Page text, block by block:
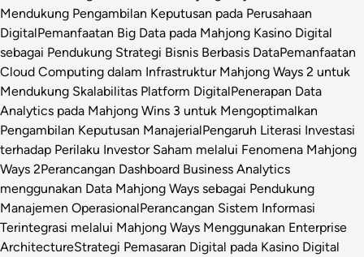
Mendukung Pengambilan Keputusan pada Perusahaan
DigitalPemanfaatan Big Data pada Mahjong Kasino Digital
sebagai Pendukung Strategi Bisnis Berbasis DataPemanfaatan
Cloud Computing dalam Infrastruktur Mahjong Ways 2 untuk
Mendukung Skalabilitas Platform DigitalPenerapan Data
Analytics pada Mahjong Wins 3 untuk Mengoptimalkan
Pengambilan Keputusan ManajerialPengaruh Literasi Investasi
terhadap Perilaku Investor Saham melalui Fenomena Mahjong
Ways 2Perancangan Dashboard Business Analytics
menggunakan Data Mahjong Ways sebagai Pendukung
Manajemen OperasionalPerancangan Sistem Informasi
Terintegrasi melalui Mahjong Ways Menggunakan Enterprise
ArchitectureStrategi Pemasaran Digital pada Kasino Digital